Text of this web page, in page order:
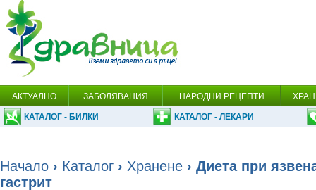
АКТУАЛНО ЗАБОЛЯВАНИЯ НАРОДНИ РЕЦЕПТИ
КАТАЛОГ - БИЛКИ КАТАЛОГ - ЛЕКАРИ
Начало › Каталог › Хранене › Диета при
гастрит